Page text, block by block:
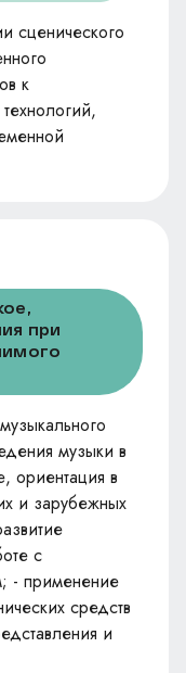
сценического
к
при
музыки в
ориентация в
и зарубежных
с
- применение
средств
и